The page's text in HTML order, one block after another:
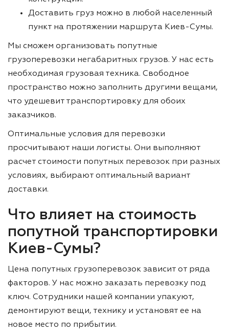
Доставить груз можно в любой населенный
пункт на протяжении маршрута Киев-Сумы.
Мы сможем организовать попутные
грузоперевозки негабаритных грузов. У нас есть
необходимая грузовая техника. Свободное
пространство можно заполнить другими вещами,
что удешевит транспортировку для обоих
заказчиков.
Оптимальные условия для перевозки
просчитывают наши логисты. Они выполняют
расчет стоимости попутных перевозок при разных
условиях, выбирают оптимальный вариант
доставки.
Что влияет на стоимость
попутной транспортировки
Киев-Сумы?
Цена попутных грузоперевозок зависит от ряда
факторов. У нас можно заказать перевозку под
ключ. Сотрудники нашей компании упакуют,
демонтируют вещи, технику и установят ее на
новое место по прибытии.